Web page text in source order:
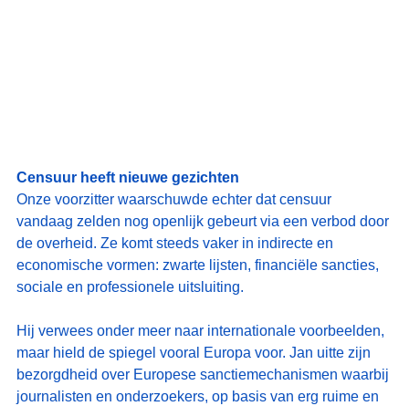
Censuur heeft nieuwe gezichten
Onze voorzitter waarschuwde echter dat censuur
vandaag zelden nog openlijk gebeurt via een verbod door
de overheid. Ze komt steeds vaker in indirecte en
economische vormen: zwarte lijsten, financiële sancties,
sociale en professionele uitsluiting.
Hij verwees onder meer naar internationale voorbeelden,
maar hield de spiegel vooral Europa voor. Jan uitte zijn
bezorgdheid over Europese sanctiemechanismen waarbij
journalisten en onderzoekers, op basis van erg ruime en